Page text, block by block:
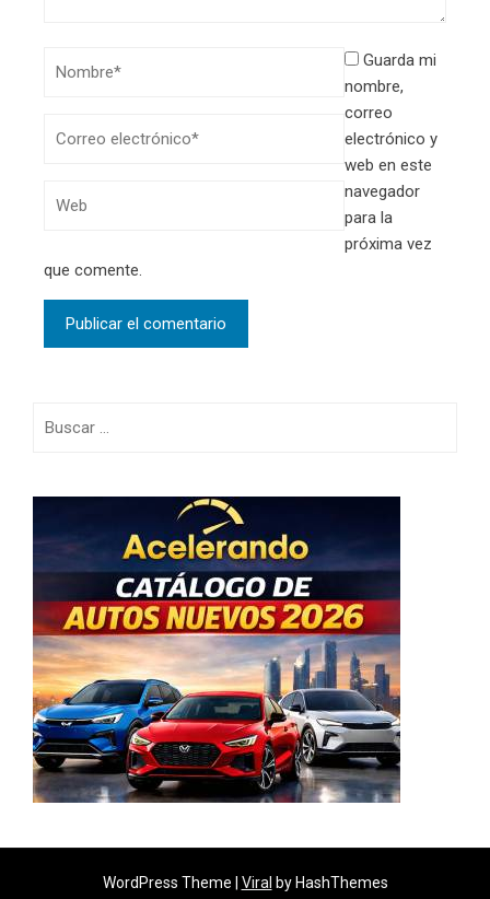
Guarda mi
nombre,
correo
electrónico y
web en este
navegador
para la
próxima vez
que comente.
WordPress Theme | Viral by HashThemes